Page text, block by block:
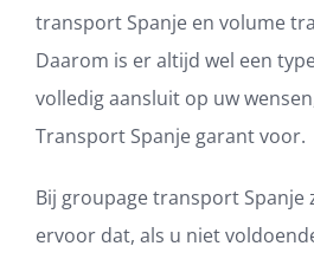
transport Spanje en volume
Daarom is er altijd wel een
volledig aansluit op uw
Transport Spanje garant voor.
Bij groupage transport Spanje
ervoor dat, als u niet